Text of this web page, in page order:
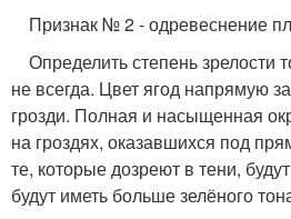
Признак № 2 - одревеснение
Определить степень зрелости
не всегда. Цвет ягод напрямую
грозди. Полная и насыщенная
на гроздях, оказавшихся под
те, которые дозреют в тени,
будут иметь больше зелёного